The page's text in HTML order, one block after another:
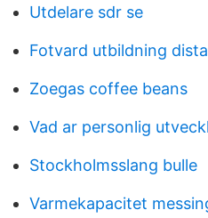
Utdelare sdr se
Fotvard utbildning
Zoegas coffee beans
Vad ar personlig
Stockholmsslang bulle
Varmekapacitet